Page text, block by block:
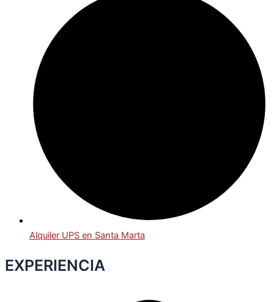
Alquiler UPS en Santa Marta
EXPERIENCIA